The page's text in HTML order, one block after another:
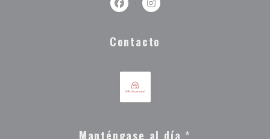
Facebook ((abre en una nueva
Instagram ((abre en una
Contacto
Manténgase al día *